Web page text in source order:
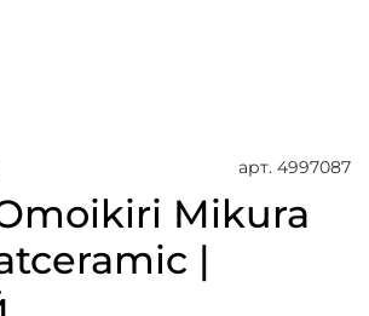
арт. 4997087
Mikura
|